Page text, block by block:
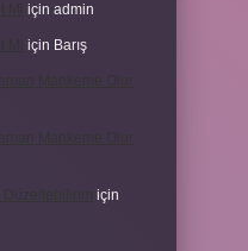
için admin
için Barış
için